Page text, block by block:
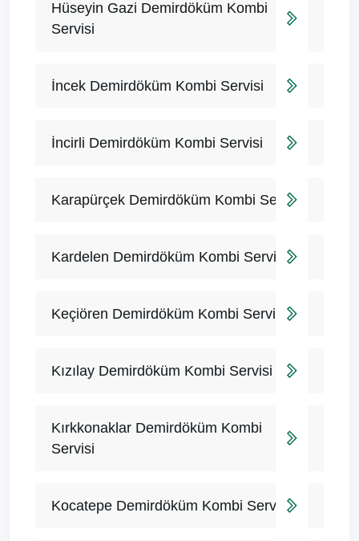
Hüseyin Gazi Demirdöküm Kombi
Servisi
İncek Demirdöküm Kombi Servisi
İncirli Demirdöküm Kombi Servisi
Karapürçek Demirdöküm Kombi Servisi
Kardelen Demirdöküm Kombi Servisi
Keçiören Demirdöküm Kombi Servisi
Kızılay Demirdöküm Kombi Servisi
Kırkkonaklar Demirdöküm Kombi
Servisi
Kocatepe Demirdöküm Kombi Servisi